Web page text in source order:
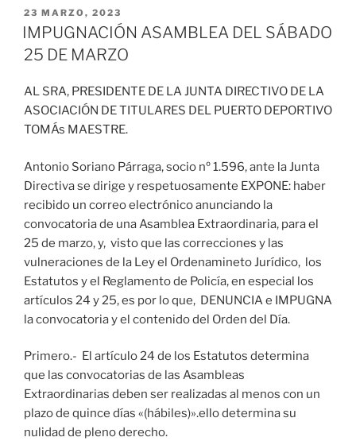
PUBLICADO
EL
23 MARZO, 2023
IMPUGNACIÓN ASAMBLEA DEL SÁBADO
25 DE MARZO
AL SRA, PRESIDENTE DE LA JUNTA DIRECTIVO DE LA
ASOCIACIÓN DE TITULARES DEL PUERTO DEPORTIVO
TOMÁs MAESTRE.
Antonio Soriano Párraga, socio nº 1.596, ante la Junta
Directiva se dirige y respetuosamente EXPONE: haber
recibido un correo electrónico anunciando la
convocatoria de una Asamblea Extraordinaria, para el
25 de marzo, y, visto que las correcciones y las
vulneraciones de la Ley el Ordenamineto Jurídico, los
Estatutos y el Reglamento de Policía, en especial los
artículos 24 y 25, es por lo que, DENUNCIA e IMPUGNA
la convocatoria y el contenido del Orden del Día.
Primero.- El artículo 24 de los Estatutos determina
que las convocatorias de las Asambleas
Extraordinarias deben ser realizadas al menos con un
plazo de quince días «(hábiles)».ello determina su
nulidad de pleno derecho.